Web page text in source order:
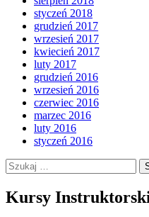
styczeń 2018
grudzień 2017
wrzesień 2017
kwiecień 2017
luty 2017
grudzień 2016
wrzesień 2016
czerwiec 2016
marzec 2016
luty 2016
styczeń 2016
Szukaj:
Kursy